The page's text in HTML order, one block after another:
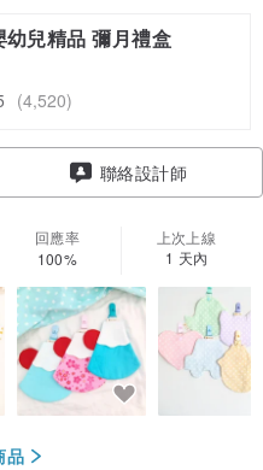
兒精品 彌月禮盒
(4,520)
聯絡設計師
回應率
100%
上次上線
1 天內
品